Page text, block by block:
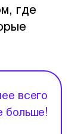
где
всего
больше!